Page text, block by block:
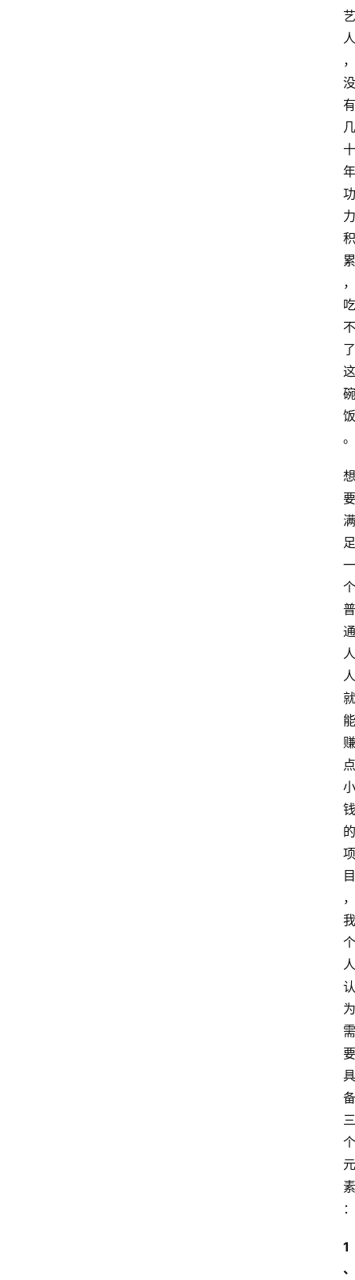
艺
人
，
没
有
几
十
年
功
力
积
累
，
吃
不
了
这
碗
饭
。
想
要
满
足
一
个
普
通
人
人
就
能
赚
点
小
钱
的
项
目
，
我
个
人
认
为
需
要
具
备
三
个
元
素
：
1
、